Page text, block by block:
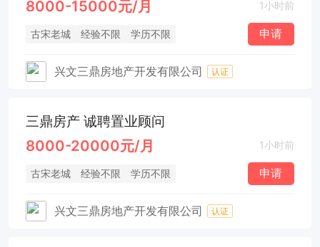
8000-15000元/月 1小时前
古宋老城 经验不限 学历不限 申请
兴文三鼎房地产开发有限公司 认证
三鼎房产 诚聘置业顾问
8000-20000元/月 1小时前
古宋老城 经验不限 学历不限 申请
兴文三鼎房地产开发有限公司 认证